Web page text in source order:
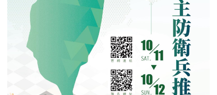
庭113年憲判字第9號判決再檢視》 呂炳寬（東海大學行政管理
暨政策學系兼任副教授） 《總統緊急命令法制之憲政法理分
析》 駱長毅（國立政治大學行政管理碩士學程碩士生；財團法
人中華經濟研究院專案襄理） 評論人：黃秀端（東吳大學政治
學系特聘教授） 場次 1B 主持人：沈有忠（東海大學政治學系
加利亞與羅馬尼亞為例》 蔡榮祥（國立中正大學政治學系教